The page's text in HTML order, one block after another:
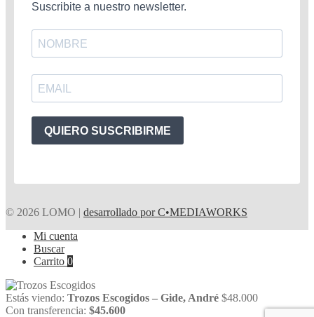
Suscribite a nuestro newsletter.
QUIERO SUSCRIBIRME
© 2026 LOMO | desarrollado por C•MEDIAWORKS
Mi cuenta
Buscar
Carrito 0
Estás viendo: Trozos Escogidos – Gide, André $48.000
Con transferencia: $45.600